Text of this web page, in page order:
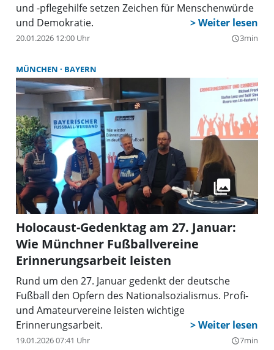
und -pflegehilfe setzen Zeichen für Menschenwürde
und Demokratie.
20.01.2026 12:00 Uhr query_builder3min
MÜNCHEN BAYERN
Holocaust-Gedenktag am 27. Januar:
Wie Münchner Fußballvereine
Erinnerungsarbeit leisten
Rund um den 27. Januar gedenkt der deutsche
Fußball den Opfern des Nationalsozialismus. Profi-
und Amateurvereine leisten wichtige
Erinnerungsarbeit.
19.01.2026 07:41 Uhr query_builder7min